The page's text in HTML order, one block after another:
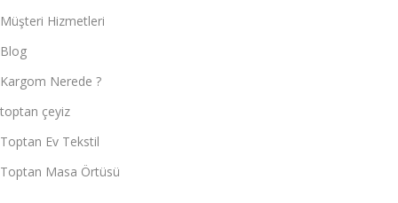
Müşteri Hizmetleri
Blog
Kargom Nerede ?
toptan çeyiz
Toptan Ev Tekstil
Toptan Masa Örtüsü